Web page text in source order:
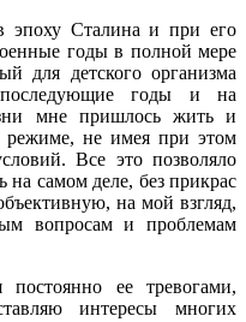
эпоху Сталина и при его
годы в полной мере
для детского организма
годы и на
мне пришлось жить и
режиме, не имея при этом
Все это позволяло
на самом деле, без прикрас
на мой взгляд,
вопросам и проблемам
ее тревогами,
интересы многих